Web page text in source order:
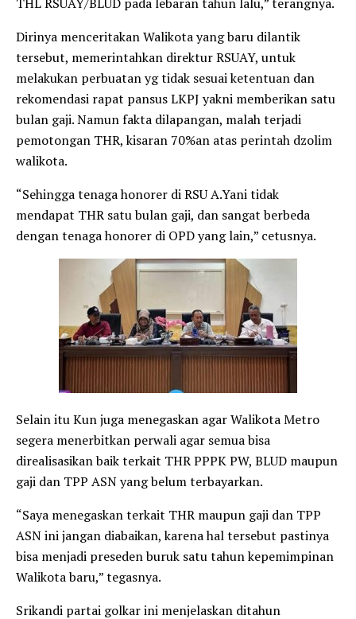
Dirinya menceritakan Walikota yang baru dilantik
tersebut, memerintahkan direktur RSUAY, untuk
melakukan perbuatan yg tidak sesuai ketentuan dan
rekomendasi rapat pansus LKPJ yakni memberikan satu
bulan gaji. Namun fakta dilapangan, malah terjadi
pemotongan THR, kisaran 70%an atas perintah dzolim
walikota.
“Sehingga tenaga honorer di RSU A.Yani tidak
mendapat THR satu bulan gaji, dan sangat berbeda
dengan tenaga honorer di OPD yang lain,” cetusnya.
Selain itu Kun juga menegaskan agar Walikota Metro
segera menerbitkan perwali agar semua bisa
direalisasikan baik terkait THR PPPK PW, BLUD maupun
gaji dan TPP ASN yang belum terbayarkan.
“Saya menegaskan terkait THR maupun gaji dan TPP
ASN ini jangan diabaikan, karena hal tersebut pastinya
bisa menjadi preseden buruk satu tahun kepemimpinan
Walikota baru,” tegasnya.
Srikandi partai golkar ini menjelaskan ditahun